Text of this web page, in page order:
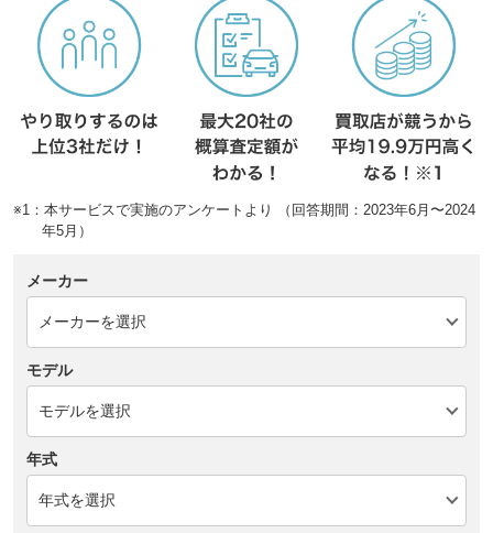
※1：本サービスで実施のアンケートより （回答期間：2023年6月〜2024
年5月）
メーカー
モデル
年式